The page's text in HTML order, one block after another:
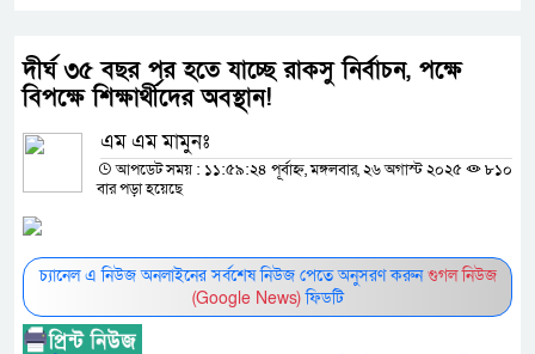
দীর্ঘ ৩৫ বছর পর হতে যাচ্ছে রাকসু নির্বাচন, পক্ষে
বিপক্ষে শিক্ষার্থীদের অবস্থান!
এম এম মামুনঃ
আপডেট সময় : ১১:৫৯:২৪ পূর্বাহ্ন, মঙ্গলবার, ২৬ অগাস্ট ২০২৫
৮১০
বার পড়া হয়েছে
চ্যানেল এ নিউজ অনলাইনের সর্বশেষ নিউজ পেতে অনুসরণ করুনগুগল নিউজ
(Google News)ফিডটি